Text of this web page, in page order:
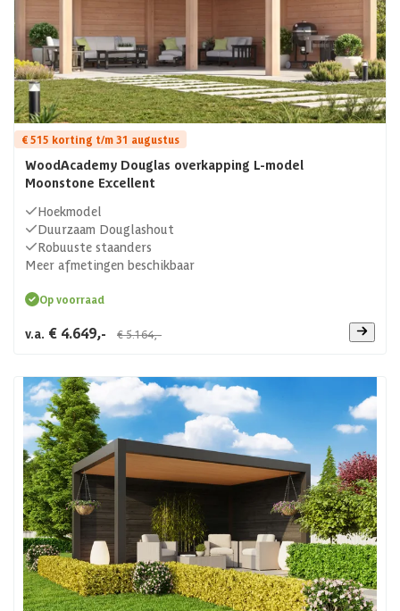
€ 515 korting t/m 31 augustus
WoodAcademy Douglas overkapping L-model
Moonstone Excellent
Hoekmodel
Duurzaam Douglashout
Robuuste staanders
Meer afmetingen beschikbaar
Op voorraad
v.a. € 4.649,- € 5.164,-